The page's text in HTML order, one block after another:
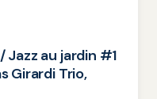
Jazz au jardin #1
Girardi Trio,